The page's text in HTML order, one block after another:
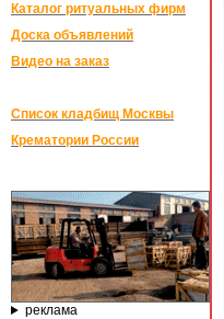
Каталог ритуальных фирм
Доска объявлений
Видео на заказ
Список кладбищ Москвы
Крематории России
реклама